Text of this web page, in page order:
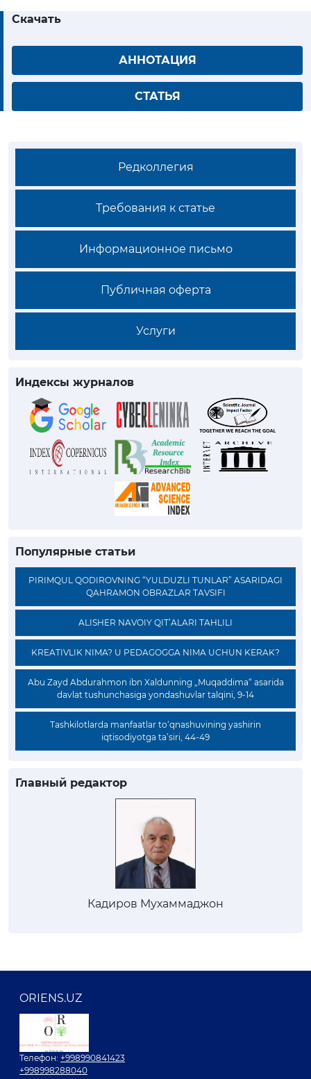
Скачать
АННОТАЦИЯ
СТАТЬЯ
Редколлегия
Требования к статье
Информационное письмо
Публичная оферта
Услуги
Индексы журналов
Популярные статьи
PIRIMQUL QODIROVNING “YULDUZLI TUNLAR” ASARIDAGI
QAHRAMON OBRAZLAR TAVSIFI
ALISHER NAVOIY QIT’ALARI TAHLILI
KREATIVLIK NIMA? U PEDAGOGGA NIMA UCHUN KERAK?
Abu Zayd Abdurahmon ibn Xaldunning „Muqaddima“ asarida
davlat tushunchasiga yondashuvlar talqini, 9-14
Tashkilotlarda manfaatlar to‘qnashuvining yashirin
iqtisodiyotga ta’siri, 44-49
Главный редактор
Кадиров Мухаммаджон
ORIENS.UZ
Телефон: +998990841423
+998998288040